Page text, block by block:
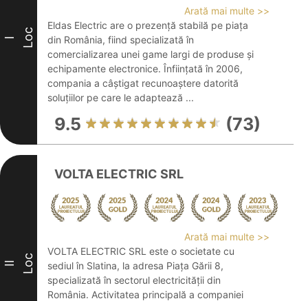
I Loc
Arată mai multe >>
Eldas Electric are o prezență stabilă pe piața
din România, fiind specializată în
comercializarea unei game largi de produse și
echipamente electronice. Înființată în 2006,
compania a câștigat recunoaștere datorită
soluțiilor pe care le adaptează ...
9.5 (73)
II Loc
VOLTA ELECTRIC SRL
Arată mai multe >>
VOLTA ELECTRIC SRL este o societate cu
sediul în Slatina, la adresa Piața Gării 8,
specializată în sectorul electricității din
România. Activitatea principală a companiei